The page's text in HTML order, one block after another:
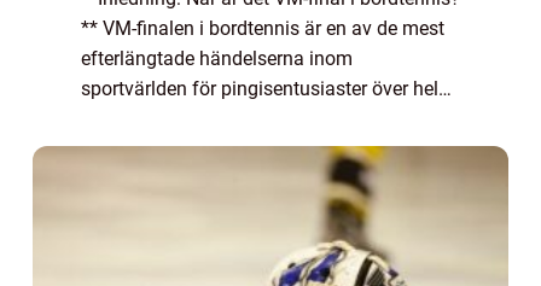
** VM-finalen i bordtennis är en av de mest
efterlängtade händelserna inom
sportvärlden för pingisentusiaster över hela
spelarna möts för att tävla om den presti...